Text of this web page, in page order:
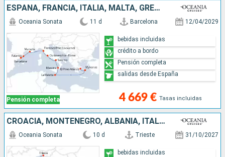
ESPAÑA, FRANCIA, ITALIA, MALTA, GRECIA
Pensión completa
Oceania Sonata 11 d Barcelona 12/04/2029
4 669 € Tasas incluidas
bebidas incluidas
crédito a bordo
Pensión completa
salidas desde España
CROACIA, MONTENEGRO, ALBANIA, ITALIA
Oceania Sonata 10 d Trieste 31/10/2027
bebidas incluidas